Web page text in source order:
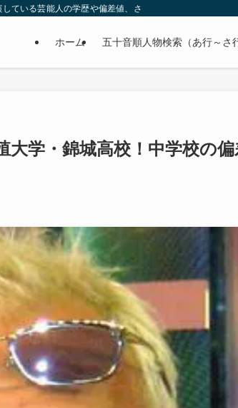
ている芸能人の学歴や偏差値、さらに政治家やスポーツ
ホーム 五十音順人物検索（あ行～さ
学・錦城高校！中学校の